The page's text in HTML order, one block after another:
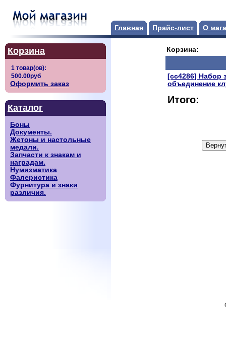
Главная Прайс-лист О
Корзина
Оформить заказ
Каталог
Боны
Документы.
Жетоны и настольные
медали.
Запчасти к знакам и
наградам.
Нумизматика
Фалеристика
Фурнитура и знаки
различия.
Корзина:
[сс4286] Набор
объединение
Итого: